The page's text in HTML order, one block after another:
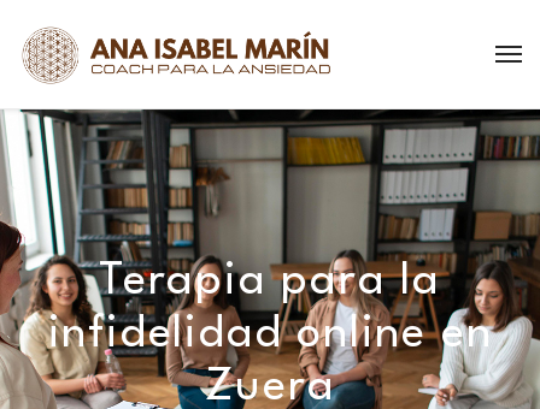
Terapia para la
infidelidad online en
Zuera